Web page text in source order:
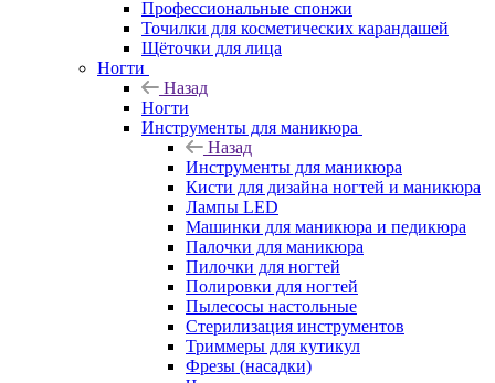
Профессиональные спонжи
Точилки для косметических карандашей
Щёточки для лица
Ногти
Назад
Ногти
Инструменты для маникюра
Назад
Инструменты для маникюра
Кисти для дизайна ногтей и маникюра
Лампы LED
Машинки для маникюра и педикюра
Палочки для маникюра
Пилочки для ногтей
Полировки для ногтей
Пылесосы настольные
Стерилизация инструментов
Триммеры для кутикул
Фрезы (насадки)